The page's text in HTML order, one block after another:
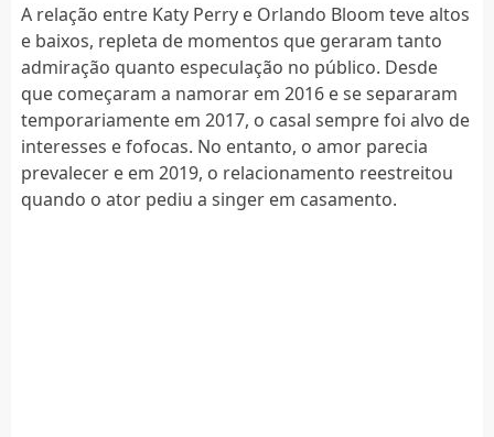
A relação entre Katy Perry e Orlando Bloom teve altos
e baixos, repleta de momentos que geraram tanto
admiração quanto especulação no público. Desde
que começaram a namorar em 2016 e se separaram
temporariamente em 2017, o casal sempre foi alvo de
interesses e fofocas. No entanto, o amor parecia
prevalecer e em 2019, o relacionamento reestreitou
quando o ator pediu a singer em casamento.